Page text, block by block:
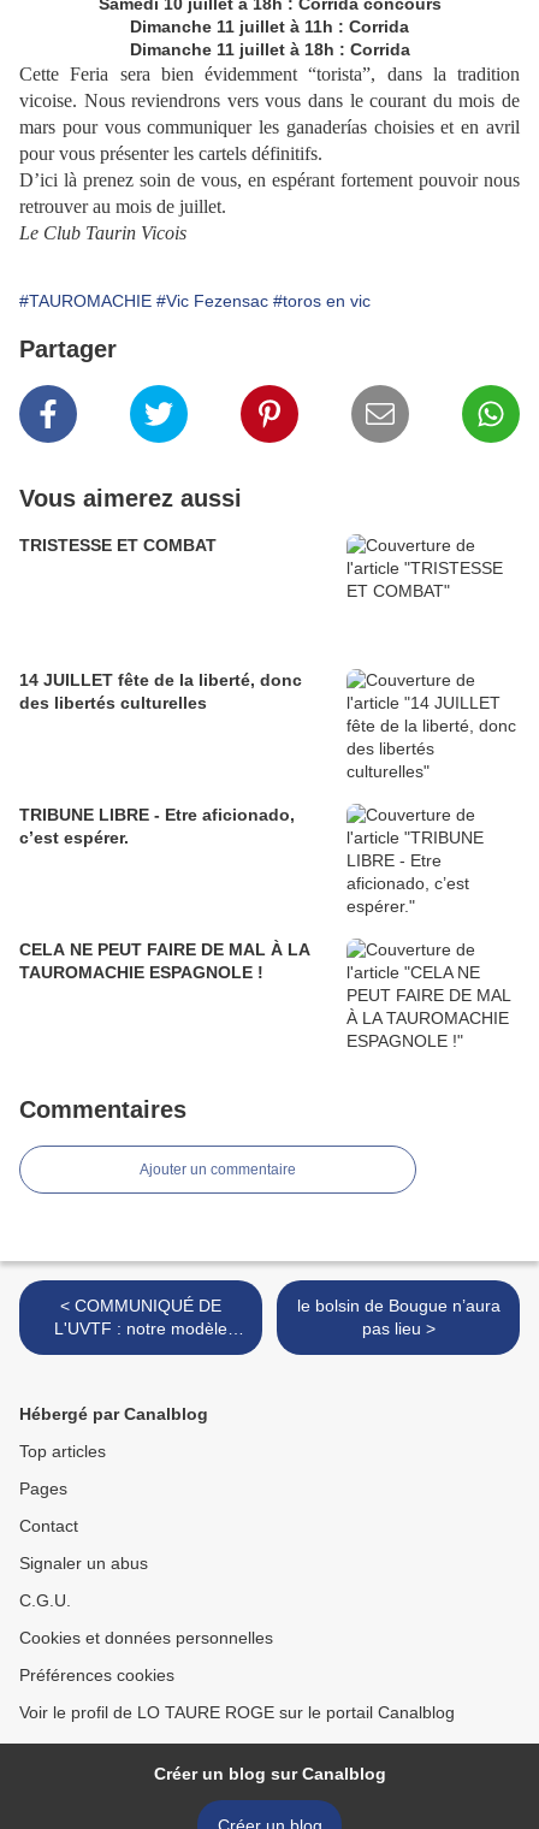
Dimanche 11 juillet à 11h : Corrida
Dimanche 11 juillet à 18h : Corrida
Cette Feria sera bien évidemment “torista”, dans la tradition
vicoise. Nous reviendrons vers vous dans le courant du mois de
mars pour vous communiquer les ganaderías choisies et en avril
pour vous présenter les cartels définitifs.
D’ici là prenez soin de vous, en espérant fortement pouvoir nous
retrouver au mois de juillet.
Le Club Taurin Vicois
#TAUROMACHIE #Vic Fezensac #toros en vic
Partager
Vous aimerez aussi
TRISTESSE ET COMBAT
14 JUILLET fête de la liberté, donc
des libertés culturelles
TRIBUNE LIBRE - Etre aficionado,
c’est espérer.
CELA NE PEUT FAIRE DE MAL À LA
TAUROMACHIE ESPAGNOLE !
Commentaires
Ajouter un commentaire
< COMMUNIQUÉ DE
L'UVTF : notre modèle
économique, durable et
le bolsin de Bougue n’aura
pas lieu >
Hébergé par Canalblog
Top articles
Pages
Contact
Signaler un abus
C.G.U.
Cookies et données personnelles
Préférences cookies
Voir le profil de LO TAURE ROGE sur le portail Canalblog
Créer un blog sur Canalblog